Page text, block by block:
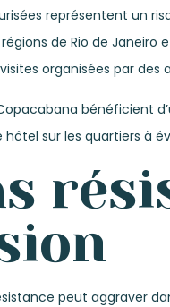
représentent un
de Rio de Janeiro
organisées par
bénéficient
sur les quartiers à
peut aggraver